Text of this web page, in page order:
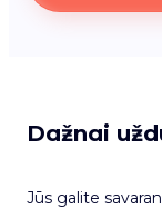
Dažnai
Jūs galite